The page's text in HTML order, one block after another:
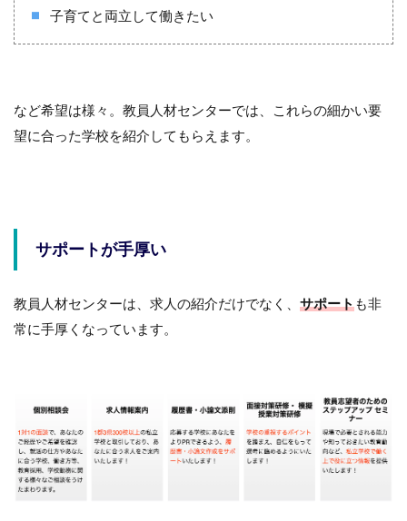
子育てと両立して働きたい
など希望は様々。教員人材センターでは、これらの細かい要
望に合った学校を紹介してもらえます。
サポートが手厚い
教員人材センターは、求人の紹介だけでなく、 サポートも非
常に手厚くなっています。